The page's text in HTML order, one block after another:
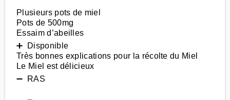
Plusieurs pots de miel
Pots de 500mg
Essaim d’abeilles
➕ Disponible
Très bonnes explications pour la récolte du Miel
Le Miel est délicieux
➖ RAS